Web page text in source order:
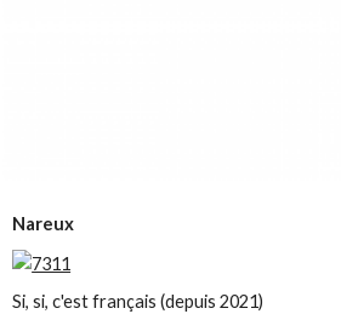
Nareux
Si, si, c'est français (depuis 2021)